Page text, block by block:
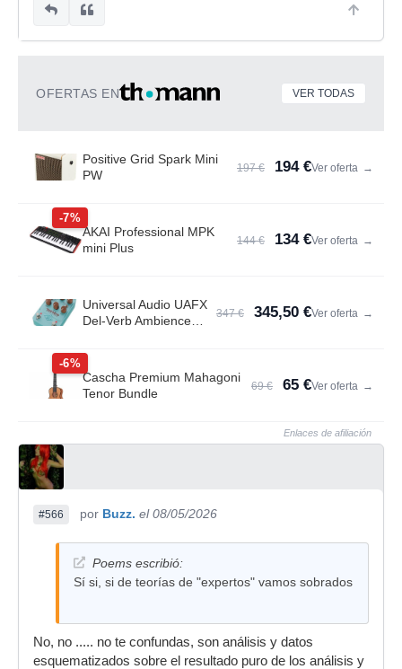
OFERTAS EN VER TODAS
Positive Grid Spark Mini
PW
197 € 194 €Ver oferta →
-7%
AKAI Professional MPK
mini Plus
144 € 134 €Ver oferta →
Universal Audio UAFX
Del-Verb Ambience
347 € 345,50 €Ver oferta →
-6%
Cascha Premium Mahagoni
Tenor Bundle
69 € 65 €Ver oferta →
Enlaces de afiliación
#566 por Buzz. el 08/05/2026
Poems escribió:
Sí si, si de teorías de "expertos" vamos sobrados
No, no ..... no te confundas, son análisis y datos
esquematizados sobre el resultado puro de los análisis y